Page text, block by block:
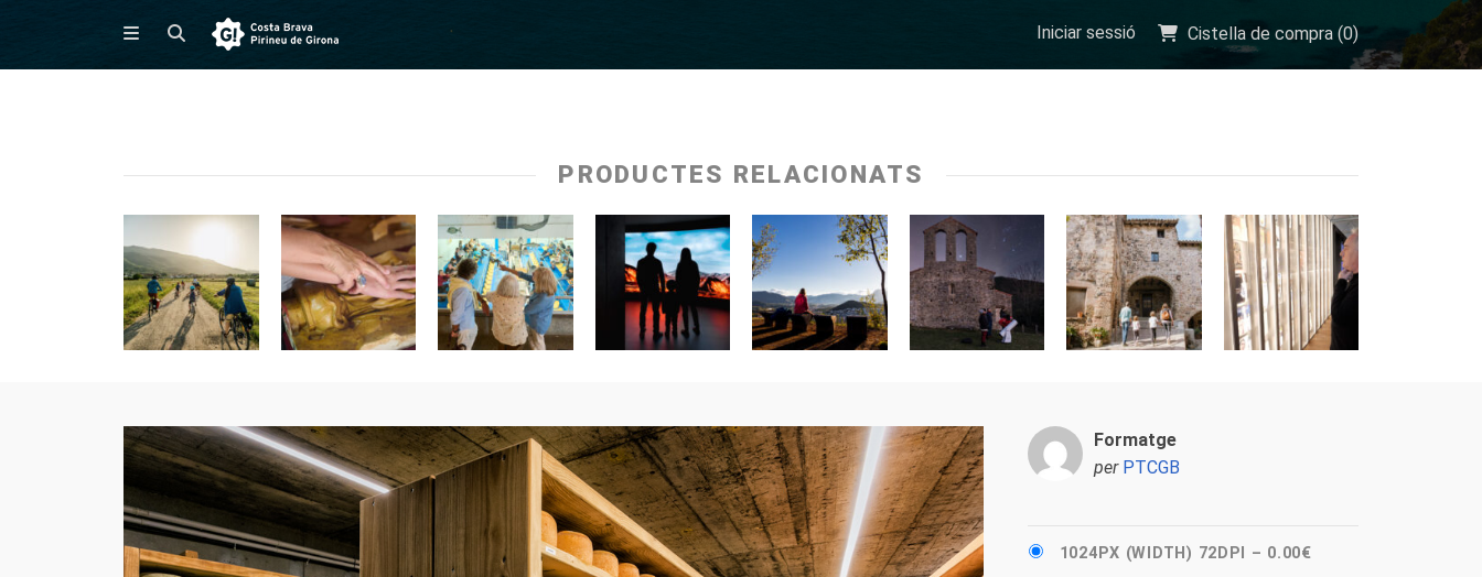
Iniciar sessió Cistella de compra (0)
PRODUCTES RELACIONATS
Formatge
per PTCGB
1024PX (WIDTH) 72DPI – 0.00€